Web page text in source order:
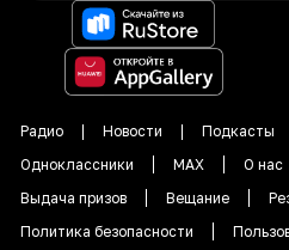
Радио Новости Подкасты
Одноклассники
MAX О нас
Выдача призов
Вещание
Политика безопасности